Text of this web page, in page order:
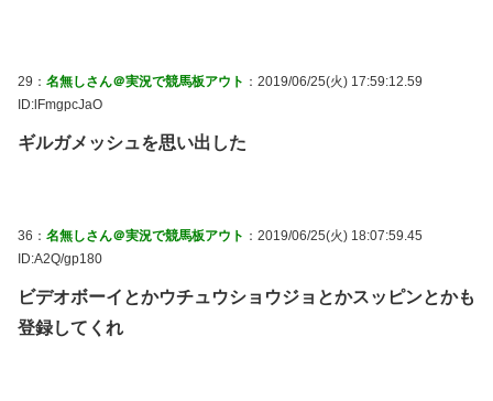
29： 名無しさん＠実況で競馬板アウト ：2019/06/25(火) 17:59:12.59
ID:lFmgpcJaO
ギルガメッシュを思い出した
36： 名無しさん＠実況で競馬板アウト ：2019/06/25(火) 18:07:59.45
ID:A2Q/gp180
ビデオボーイとかウチュウショウジョとかスッピンとかも
登録してくれ